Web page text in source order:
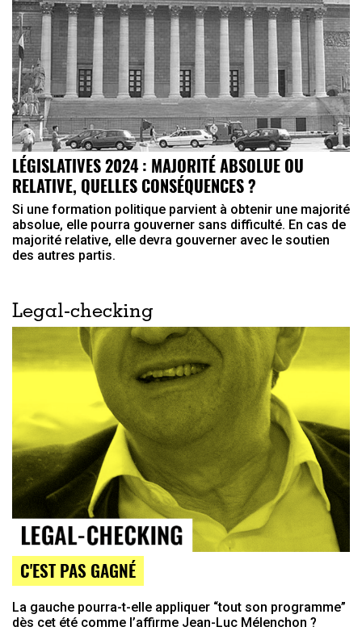
LÉGISLATIVES 2024 : MAJORITÉ ABSOLUE OU
RELATIVE, QUELLES CONSÉQUENCES ?
Si une formation politique parvient à obtenir une majorité
absolue, elle pourra gouverner sans difficulté. En cas de
majorité relative, elle devra gouverner avec le soutien
des autres partis.
Legal-checking
C'EST PAS GAGNÉ
La gauche pourra-t-elle appliquer “tout son programme”
dès cet été comme l’affirme Jean-Luc Mélenchon ?